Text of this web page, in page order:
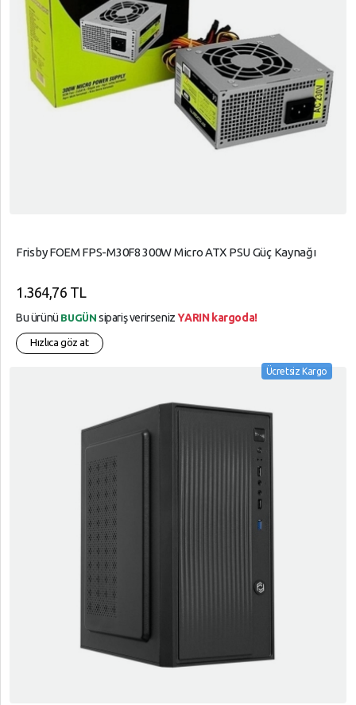
Frisby FOEM FPS-M30F8 300W Micro ATX PSU Güç Kaynağı
1.364,76 TL
Bu ürünü BUGÜN sipariş verirsenizYARIN kargoda!
Hızlıca göz at
Ücretsiz Kargo